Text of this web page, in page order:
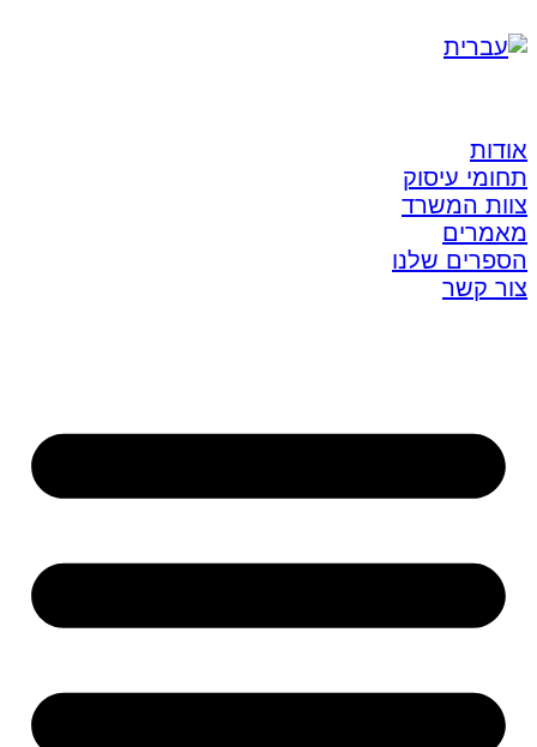
אודות
תחומי עיסוק
צוות המשרד
מאמרים
הספרים שלנו
צור קשר